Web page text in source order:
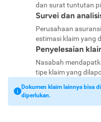
dan surat tuntutan
Survei dan
Perusahaan
estimasi klaim yang
Penyelesaian
Nasabah
tipe klaim yang
Dokumen klaim lainnya bisa
diperlukan.